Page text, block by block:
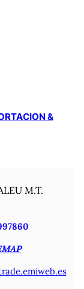
&
M.T.